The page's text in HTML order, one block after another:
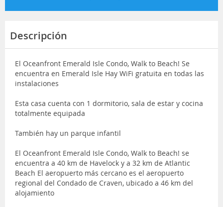
Descripción
El Oceanfront Emerald Isle Condo, Walk to Beach! Se
encuentra en Emerald Isle Hay WiFi gratuita en todas las
instalaciones
Esta casa cuenta con 1 dormitorio, sala de estar y cocina
totalmente equipada
También hay un parque infantil
El Oceanfront Emerald Isle Condo, Walk to Beach! se
encuentra a 40 km de Havelock y a 32 km de Atlantic
Beach El aeropuerto más cercano es el aeropuerto
regional del Condado de Craven, ubicado a 46 km del
alojamiento